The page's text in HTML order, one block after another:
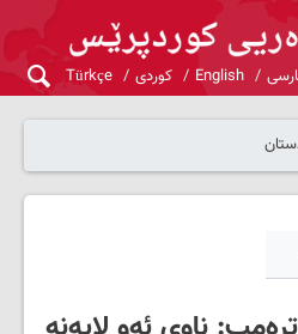
English کوردی Türkçe